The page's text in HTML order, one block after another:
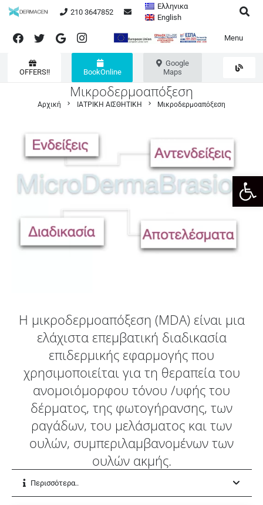
210 3647852
Ελληνικα
English
Menu
OFFERS!! BookOnline
Google
Maps
Μικροδερμοαπόξεση
Αρχική chevron_right ΙΑΤΡΙΚΗ ΑΙΣΘΗΤΙΚΗ chevron_right Μικροδερμοαπόξεση
H μικροδερμοαπόξεση (MDA) είναι μια
ελάχιστα επεμβατική διαδικασία
επιδερμικής εφαρμογής που
χρησιμοποιείται για τη θεραπεία του
ανομοιόμορφου τόνου /υφής του
δέρματος, της φωτογήρανσης, των
ραγάδων, του μελάσματος και των
ουλών, συμπεριλαμβανομένων των
ουλών ακμής.
Περισσότερα..